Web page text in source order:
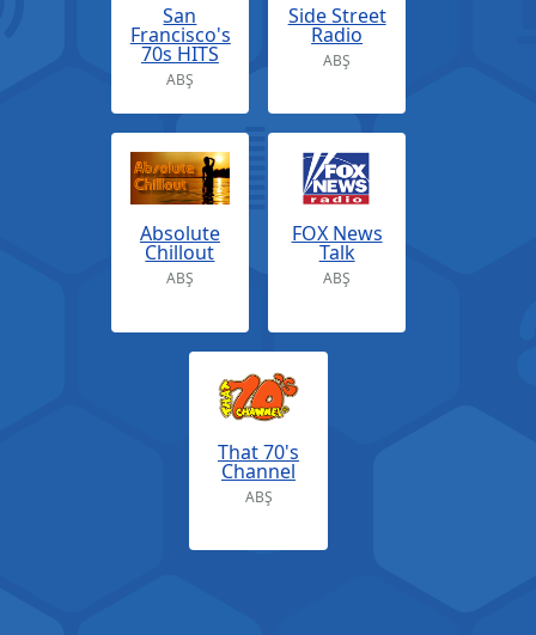
San
Francisco's
70s HITS
ABŞ
Side Street
Radio
ABŞ
Absolute
Chillout
ABŞ
FOX News
Talk
ABŞ
That 70's
Channel
ABŞ